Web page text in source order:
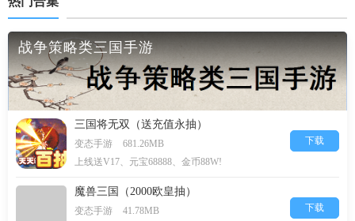
战争策略类三国手游
三国将无双（送充值永抽）
变态手游
681.26MB
上线送V17、元宝68888、金币88W!
下载
魔兽三国（2000欧皇抽）
变态手游 41.78MB 下载